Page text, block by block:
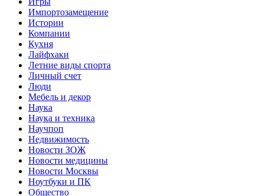
Импортозамещение
Истории
Компании
Кухня
Лайфхаки
Летние виды спорта
Личный счет
Люди
Мебель и декор
Наука
Наука и техника
Научпоп
Недвижимость
Новости ЗОЖ
Новости медицины
Новости Москвы
Ноутбуки и ПК
Общество